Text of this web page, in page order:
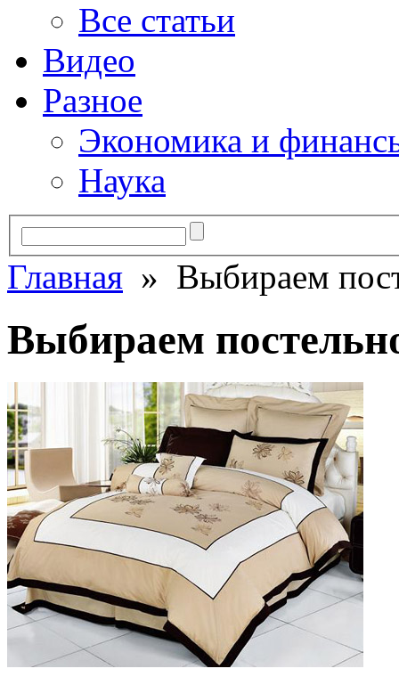
Все статьи
Видео
Разное
Экономика и
Наука
Главная » Выбираем
Выбираем